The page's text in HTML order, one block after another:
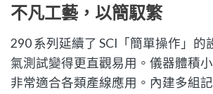
不凡工藝，以簡馭繁
290 系列延續了 SCI「簡單操作」的
氣測試變得更直觀易用。儀器體積
非常適合各類產線應用。內建多組